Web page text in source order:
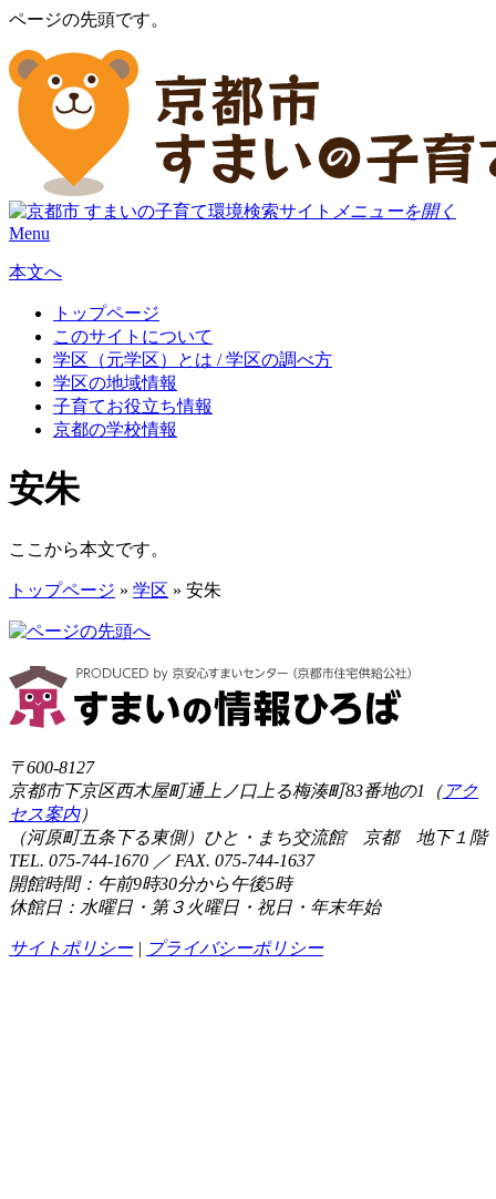
ページの先頭です。
メニューを開く
Menu
本文へ
トップページ
このサイトについて
学区（元学区）とは / 学区の調べ方
学区の地域情報
子育てお役立ち情報
京都の学校情報
安朱
ここから本文です。
トップページ » 学区 » 安朱
〒600-8127
京都市下京区西木屋町通上ノ口上る梅湊町83番地の1（ アク
セス案内）
（河原町五条下る東側）ひと・まち交流館 京都 地下１階
TEL. 075-744-1670 ／ FAX. 075-744-1637
開館時間：午前9時30分から午後5時
休館日：水曜日・第３火曜日・祝日・年末年始
サイトポリシー| プライバシーポリシー